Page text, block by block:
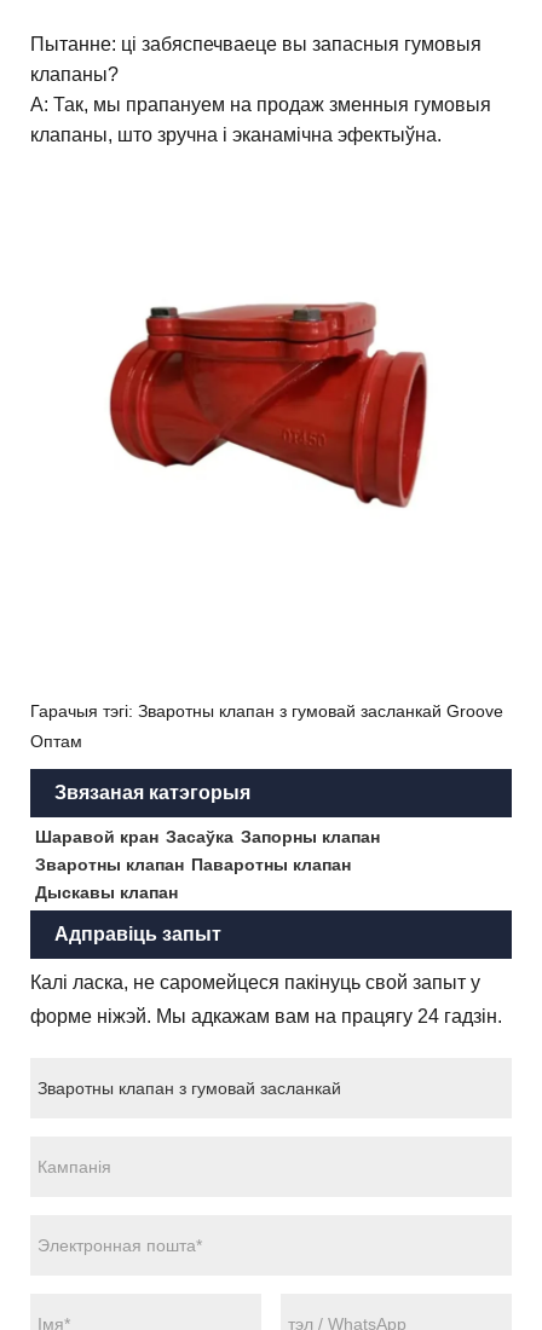
Пытанне: ці забяспечваеце вы запасныя гумовыя
клапаны?
A: Так, мы прапануем на продаж зменныя гумовыя
клапаны, што зручна і эканамічна эфектыўна.
Гарачыя тэгі: Зваротны клапан з гумовай засланкай Groove
Оптам
Звязаная катэгорыя
Шаравой кран Засаўка Запорны клапан
Зваротны клапан Паваротны клапан
Дыскавы клапан
Адправіць запыт
Калі ласка, не саромейцеся пакінуць свой запыт у
форме ніжэй. Мы адкажам вам на працягу 24 гадзін.